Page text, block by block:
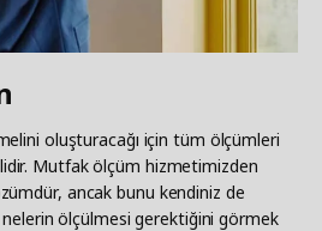
oluşturacağı için tüm ölçümleri
Mutfak ölçüm hizmetimizden
ancak bunu kendiniz de
ölçülmesi gerektiğini görmek